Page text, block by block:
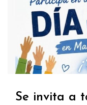
Se invita a